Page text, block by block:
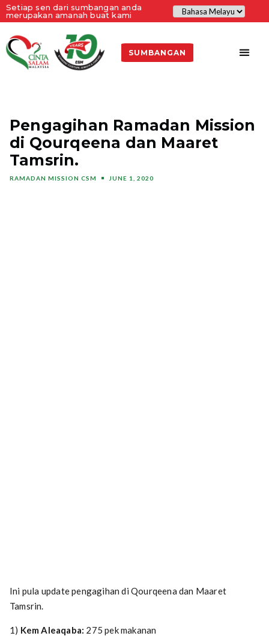
Setiap sen dari sumbangan anda
merupakan amanah buat kami
SUMBANGAN
Pengagihan Ramadan Mission
di Qourqeena dan Maaret
Tamsrin.
RAMADAN MISSION CSM JUNE 1, 2020
Ini pula update pengagihan di Qourqeena dan Maaret
Tamsrin.
1) Kem Aleaqaba: 275 pek makanan